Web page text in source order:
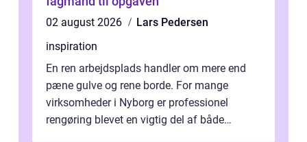
02 august 2026
Lars Pedersen
inspiration
En ren arbejdsplads handler om mere end
pæne gulve og rene borde. For mange
virksomheder i Nyborg er professionel
rengøring blevet en vigtig del af både